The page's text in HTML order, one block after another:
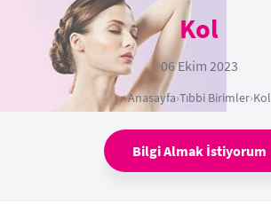
Kol
06 Ekim 2023
Anasayfa›Tıbbi Birimler›Kol
Bilgi Almak İstiyorum